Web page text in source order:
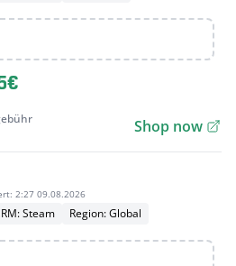
Shop now
2:27 09.08.2026
Steam Region: Global